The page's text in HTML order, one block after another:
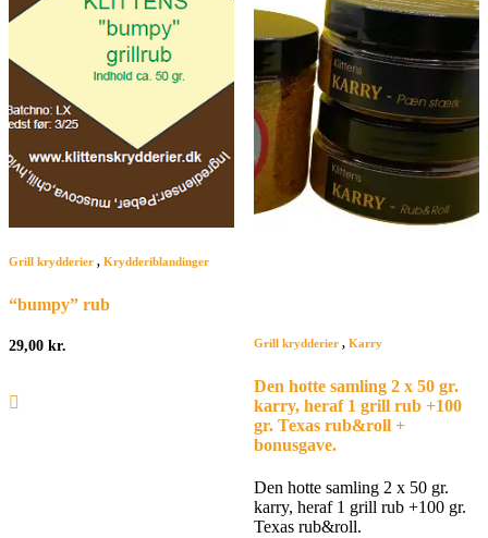
Grill krydderier , Krydderiblandinger
“bumpy” rub
29,00 kr. Grill krydderier, Karry
Den hotte samling 2 x 50 gr.
karry, heraf 1 grill rub +100
gr. Texas rub&roll +
bonusgave.
Den hotte samling 2 x 50 gr.
karry, heraf 1 grill rub +100 gr.
Texas rub&roll.